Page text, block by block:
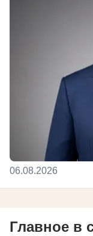
06.08.2026
Главное в